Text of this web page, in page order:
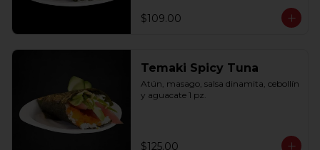
$109.00
Temaki Spicy Tuna
Atún, masago, salsa dinamita, cebollín
y aguacate 1 pz.
$125.00